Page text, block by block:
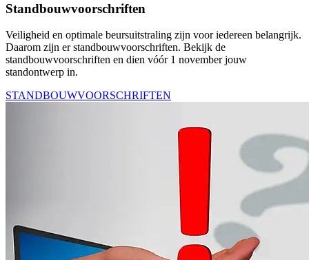
Standbouwvoorschriften
Veiligheid en optimale beursuitstraling zijn voor iedereen belangrijk.
Daarom zijn er standbouwvoorschriften. Bekijk de
standbouwvoorschriften en dien vóór 1 november jouw
standontwerp in.
STANDBOUWVOORSCHRIFTEN